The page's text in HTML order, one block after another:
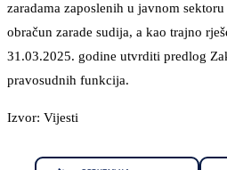
zaradama zaposlenih u javnom
obračun zarade sudija, a kao trajno
31.03.2025. godine utvrditi predlog
pravosudnih funkcija.
Izvor: Vijesti